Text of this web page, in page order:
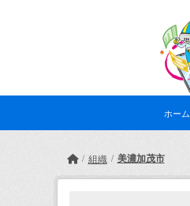
ホーム
組織 美濃加茂市